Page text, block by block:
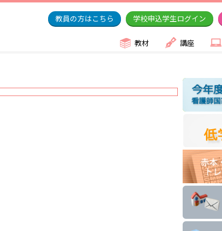
教員の方はこちら 学校申込学生ログイン
教材 講座